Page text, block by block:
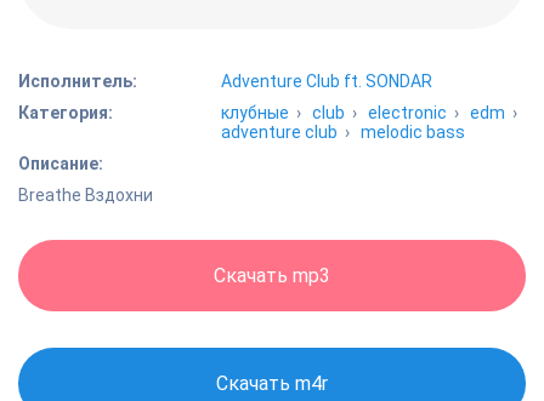
Исполнитель:
Adventure Club ft. SONDAR
Категория:
клубные ›club ›electronic ›edm ›
adventure club ›melodic bass
Описание:
Breathe Вздохни
Скачать mp3
Скачать m4r